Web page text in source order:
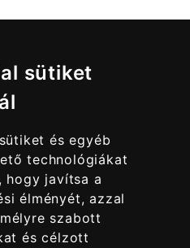
sütiket
és egyéb
technológiákat
hogy javítsa a
élményét, azzal
szabott
és célzott
SEGÍTIK